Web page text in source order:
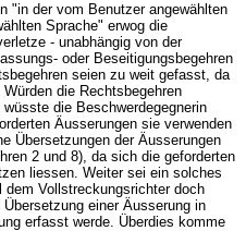
"in der vom Benutzer angewählten
Sprache" erwog die
- unabhängig von der
oder Beseitigungsbegehren
seien zu weit gefasst, da
die Rechtsbegehren
die Beschwerdegegnerin
Äusserungen sie verwenden
Übersetzungen der Äusserungen
2 und 8), da sich die geforderten
liessen. Weiter sei ein solches
Vollstreckungsrichter doch
einer Äusserung in
erfasst werde. Überdies komme